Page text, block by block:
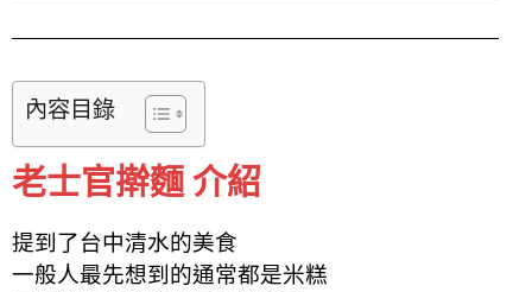
內容目錄
老士官擀麵 介紹
提到了台中清水的美食
一般人最先想到的通常都是米糕